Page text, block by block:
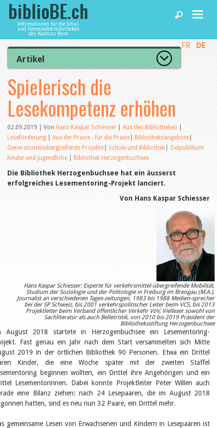
Informationen für die Schul-
und Gemeindebibliotheken
des Kantons Bern
Home
News und Fachbeiträge
Bibliotheken
Agenda
Dienstleistungen
FR DE
Artikel
Zur Artikelübersicht
Lesenswert
Gut bewertet
Kategorien
Aus dem Amt für Kultur
Aus der Kommission
Aus den Bibliotheken
Organisation
Raum und Infrastruktur
Bestand
Benutzung
Finanzen
Personal
Qualitätsmanagement
Aus- und Weiterbildung
Veranstaltungen
Kinder- und Jugendmedien
Bibliothek und Schule
Bibliotheksförderung
Zielpublikum Kinder und
Jugendliche
Einmalige Beiträge
Bibliotheksangebote
Bibliosuisse
Kantonale
Unterstützungsbeiträge
Rezensionen
Schweizer Literatur
Alle Tags
Autoren
Spielerisch die
Lesekompetenz erhöhen
02.09.2019 | VonHans Kaspar Schiesser|Aus den Bibliotheken|
Leseförderung|Aus der Praxis - für die Praxis|Bibliotheksangebote|
Generationenübergreifende Projekte|Schule und Bibliothek|Zielpublikum
Kinder und Jugendliche|Bibliothek Herzogenbuchsee
Die Bibliothek Herzogenbuchsee hat ein äusserst
erfolgreiches Lesementoring-Projekt lanciert.
Von Hans Kaspar Schiesser
Hans Kaspar Schiesser: Experte für verkehrsmittel-übergreifende Mobilität,
Studium der Soziologie und der Politologie in Freiburg im Breisgau (M.A.),
Journalist an verschiedenen Tages-zeitungen, 1983 bis 1988 Medien-sprecher
bei der SP Schweiz, bis 2001 verkehrspolitischer Leiter beim VCS, bis 2013
Projektleiter beim Verband öffentlicher Verkehr VöV, Vielleser sowohl von
Sachliteratur als auch Belletristik, von 2010 bis 2019 Präsident der
Bibliotheksstiftung Herzogenbuchsee
August 2018 startete in Herzogenbuchsee ein Lesementoring-
Fast genau ein Jahr nach dem Start versammelten sich Mitte
2019 in der örtlichen Bibliothek 90 Personen. Etwa ein Drittel
Kinder, die eine Woche später mit der zweiten Staffel
beginnen wollten, ein Drittel ihre Angehörigen und ein
Lesementorinnen. Dabei konnte Projektleiter Peter Willen auch
eine Bilanz ziehen: nach 24 Lesepaaren, die im August 2018
hatten, sind es neu nun 32 Paare, ein Drittel mehr.
gemeinsame Lesen von Erwachsenen und Kindern in Lesepaaren ist